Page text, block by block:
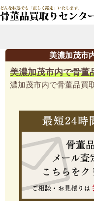
美濃加茂市
美濃加茂市内で骨董
濃加茂市内で骨董品買